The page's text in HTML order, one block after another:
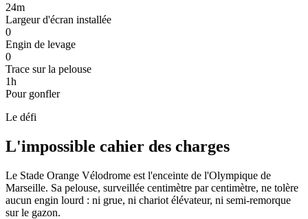
24m
Largeur d'écran installée
0
Engin de levage
0
Trace sur la pelouse
1h
Pour gonfler
Le défi
L'impossible cahier des charges
Le Stade Orange Vélodrome est l'enceinte de l'Olympique de
Marseille. Sa pelouse, surveillée centimètre par centimètre, ne tolère
aucun engin lourd : ni grue, ni chariot élévateur, ni semi-remorque
sur le gazon.